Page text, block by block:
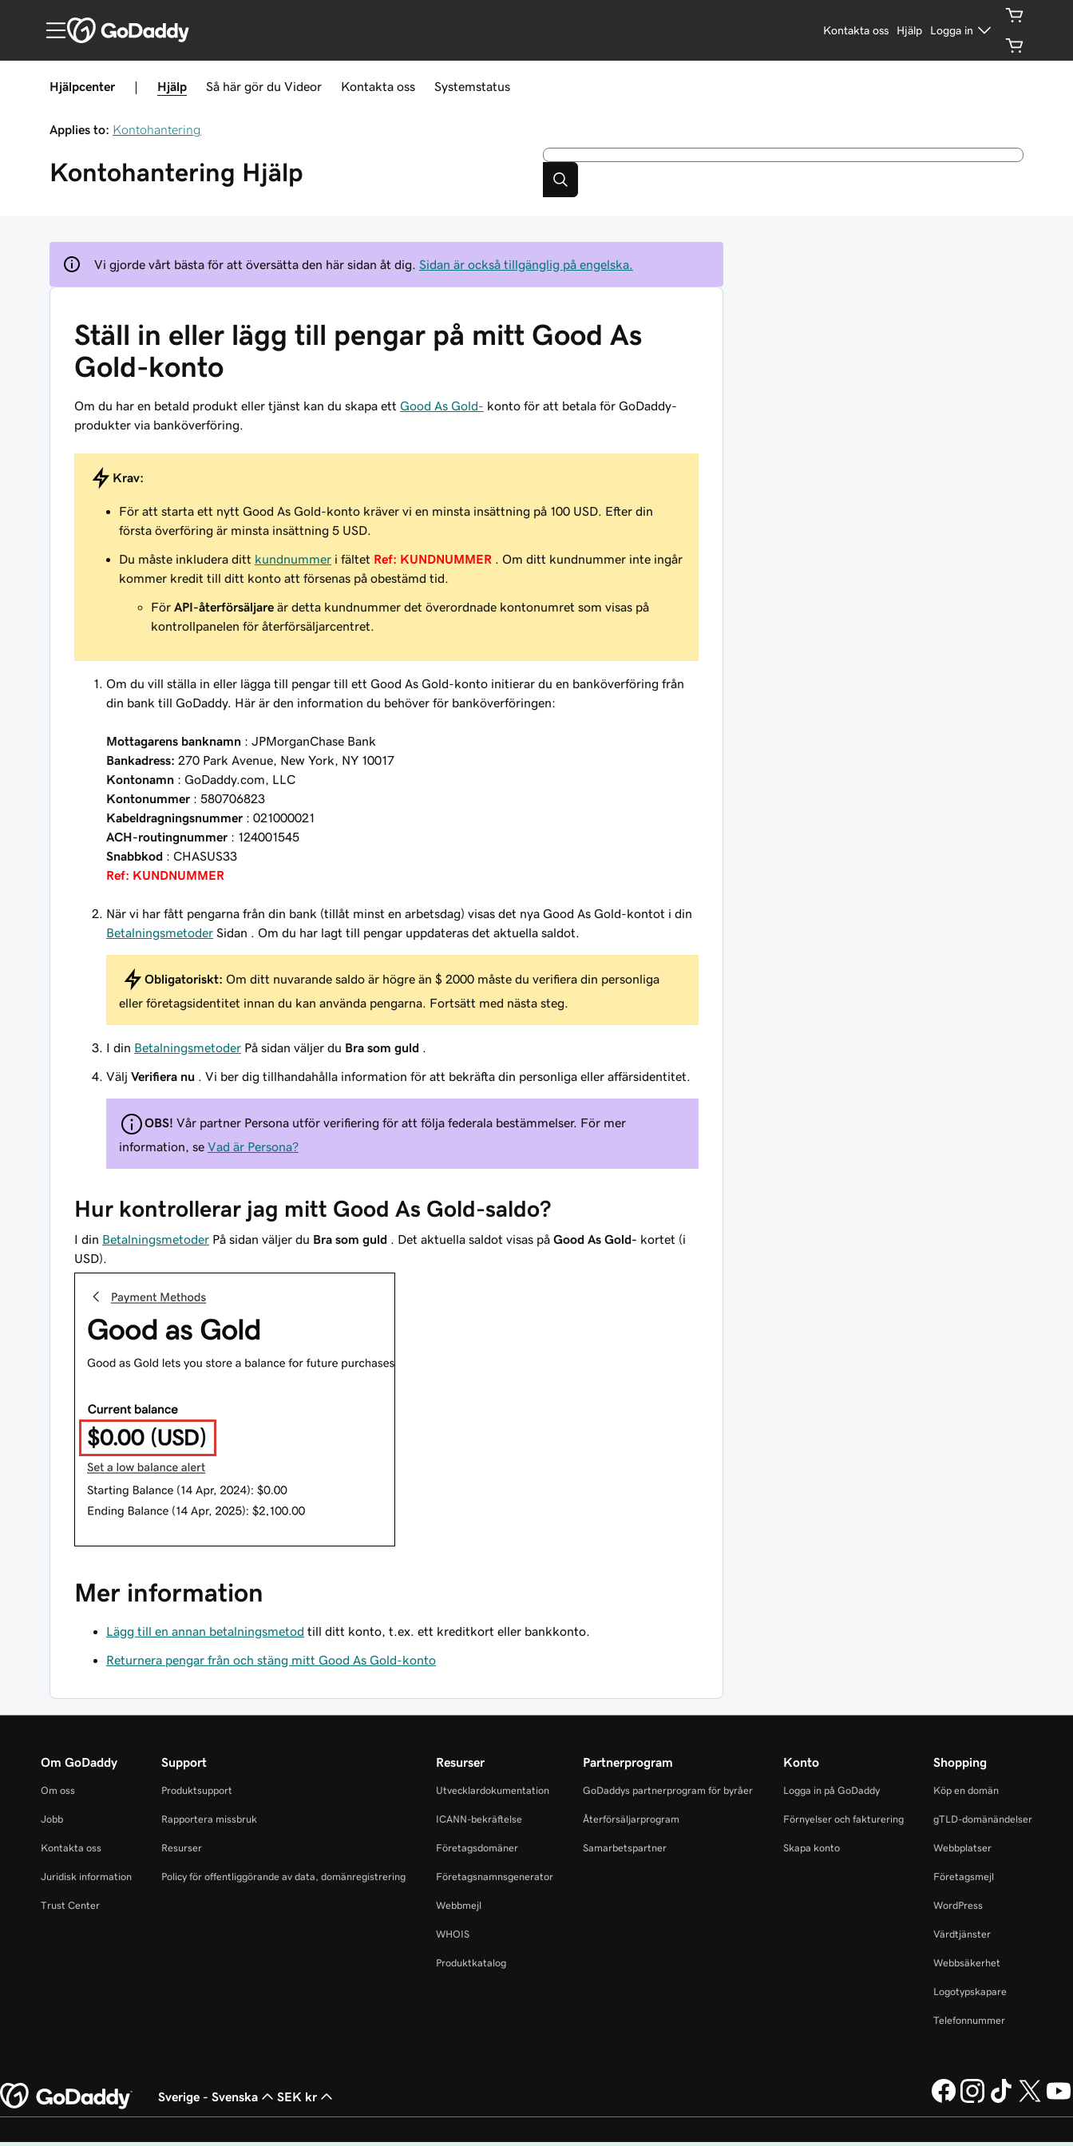
Kontakta oss Hjälp Logga in
Hjälpcenter Hjälp Så här gör du Videor Kontakta oss Systemstatus
Applies to: Kontohantering
Kontohantering Hjälp
Vi gjorde vårt bästa för att översätta den här sidan åt dig. Sidan är också tillgänglig på engelska.
Ställ in eller lägg till pengar på mitt Good As
Gold-konto
Om du har en betald produkt eller tjänst kan du skapa ett Good As Gold- konto för att betala för GoDaddy-
produkter via banköverföring.
Krav:
För att starta ett nytt Good As Gold-konto kräver vi en minsta insättning på 100 USD. Efter din
första överföring är minsta insättning 5 USD.
Du måste inkludera ditt kundnummer i fältet Ref: KUNDNUMMER . Om ditt kundnummer inte ingår
kommer kredit till ditt konto att försenas på obestämd tid.
För API-återförsäljare är detta kundnummer det överordnade kontonumret som visas på
kontrollpanelen för återförsäljarcentret.
Om du vill ställa in eller lägga till pengar till ett Good As Gold-konto initierar du en banköverföring från
din bank till GoDaddy. Här är den information du behöver för banköverföringen:
Mottagarens banknamn : JPMorganChase Bank
Bankadress: 270 Park Avenue, New York, NY 10017
Kontonamn : GoDaddy.com, LLC
Kontonummer : 580706823
Kabeldragningsnummer : 021000021
ACH-routingnummer : 124001545
Snabbkod : CHASUS33
Ref: KUNDNUMMER
När vi har fått pengarna från din bank (tillåt minst en arbetsdag) visas det nya Good As Gold-kontot i din
Betalningsmetoder Sidan . Om du har lagt till pengar uppdateras det aktuella saldot.
Obligatoriskt: Om ditt nuvarande saldo är högre än $ 2000 måste du verifiera din personliga
eller företagsidentitet innan du kan använda pengarna. Fortsätt med nästa steg.
I din Betalningsmetoder På sidan väljer du Bra som guld
Välj Verifiera nu . Vi ber dig tillhandahålla information för att bekräfta din personliga eller affärsidentitet.
OBS! Vår partner Persona utför verifiering för att följa federala bestämmelser. För mer
information, se Vad är Persona?
Hur kontrollerar jag mitt Good As Gold-saldo?
I din Betalningsmetoder På sidan väljer du Bra som guld . Det aktuella saldot visas på Good As Gold- kortet (i
USD).
Mer information
Lägg till en annan betalningsmetod till ditt konto, t.ex. ett kreditkort eller bankkonto.
Returnera pengar från och stäng mitt Good As Gold-konto
Om GoDaddy
Om oss
Jobb
Kontakta oss
Juridisk information
Trust Center
Support
Produktsupport
Rapportera missbruk
Resurser
Policy för offentliggörande av data, domänregistrering
Resurser
Utvecklardokumentation
ICANN-bekräftelse
Företagsdomäner
Företagsnamnsgenerator
Webbmejl
WHOIS
Produktkatalog
Partnerprogram
GoDaddys partnerprogram för byråer
Återförsäljarprogram
Samarbetspartner
Konto
Logga in på GoDaddy
Förnyelser och fakturering
Skapa konto
Shopping
Köp en domän
gTLD-domänändelser
Webbplatser
Företagsmejl
WordPress
Värdtjänster
Webbsäkerhet
Logotypskapare
Telefonnummer
Sverige - Svenska SEK kr